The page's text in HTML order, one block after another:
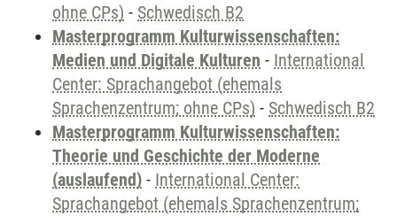
ohne CPs) - Schwedisch B2
Masterprogramm Kulturwissenschaften:
Medien und Digitale Kulturen - International
Center: Sprachangebot (ehemals
Sprachenzentrum; ohne CPs) - Schwedisch B2
Masterprogramm Kulturwissenschaften:
Theorie und Geschichte der Moderne
(auslaufend) - International Center:
Sprachangebot (ehemals Sprachenzentrum;